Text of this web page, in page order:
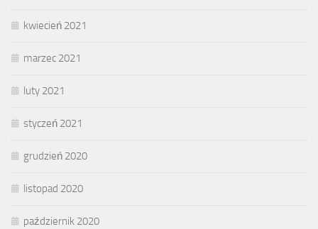
kwiecień 2021
marzec 2021
luty 2021
styczeń 2021
grudzień 2020
listopad 2020
październik 2020